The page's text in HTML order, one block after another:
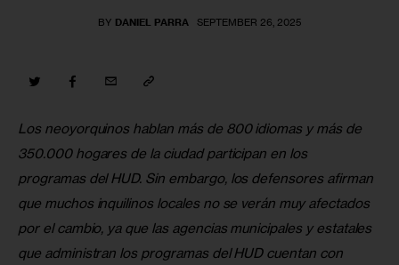
BY DANIEL PARRA SEPTEMBER 26, 2025
Los neoyorquinos hablan más de 800 idiomas y más de
350.000 hogares de la ciudad participan en los
programas del HUD. Sin embargo, los defensores afirman
que muchos inquilinos locales no se verán muy afectados
por el cambio, ya que las agencias municipales y estatales
que administran los programas del HUD cuentan con